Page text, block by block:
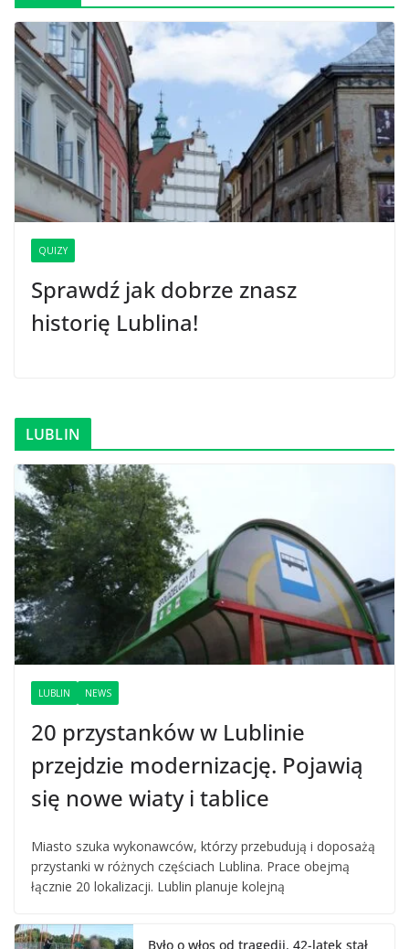
QUIZY
Sprawdź jak dobrze znasz
historię Lublina!
LUBLIN
LUBLIN NEWS
20 przystanków w Lublinie
przejdzie modernizację. Pojawią
się nowe wiaty i tablice
Miasto szuka wykonawców, którzy przebudują i doposażą
przystanki w różnych częściach Lublina. Prace obejmą
łącznie 20 lokalizacji. Lublin planuje kolejną
Było o włos od tragedii. 42-latek stał